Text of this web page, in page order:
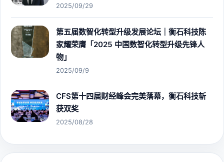
2025/09/29
第五届数智化转型升级发展论坛｜衡石科技陈
家耀荣膺「2025 中国数智化转型升级先锋人
物」
2025/09/9
CFS第十四届财经峰会完美落幕，衡石科技斩
获双奖
2025/08/28